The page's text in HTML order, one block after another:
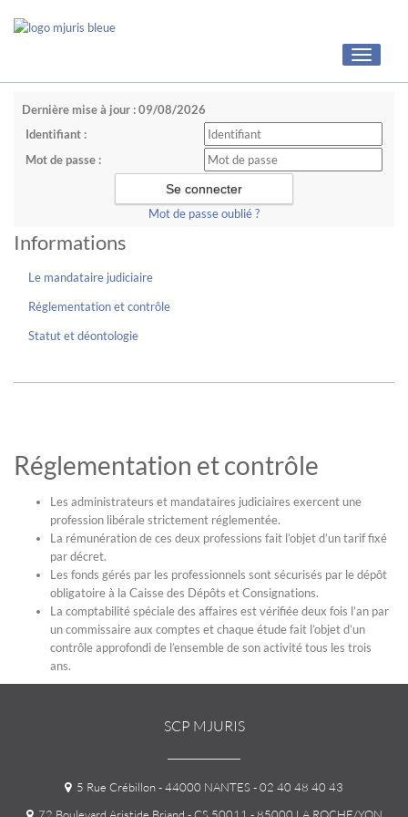
Toggle
Dernière mise à jour : 09/08/2026
Identifiant :
Mot de passe :
Mot de passe oublié ?
Informations
Le mandataire judiciaire
Réglementation et contrôle
Statut et déontologie
Réglementation et contrôle
Les administrateurs et mandataires judiciaires exercent une
profession libérale strictement réglementée.
La rémunération de ces deux professions fait l’objet d’un tarif fixé
par décret.
Les fonds gérés par les professionnels sont sécurisés par le dépôt
obligatoire à la Caisse des Dépôts et Consignations.
La comptabilité spéciale des affaires est vérifiée deux fois l’an par
un commissaire aux comptes et chaque étude fait l’objet d’un
contrôle approfondi de l’ensemble de son activité tous les trois
ans.
SCP MJURIS
5 Rue Crébillon - 44000 NANTES- 02 40 48 40 43